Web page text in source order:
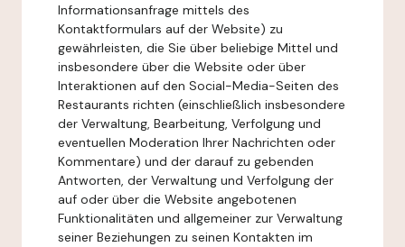
Informationsanfrage mittels des
Kontaktformulars auf der Website) zu
gewährleisten, die Sie über beliebige Mittel und
insbesondere über die Website oder über
Interaktionen auf den Social-Media-Seiten des
Restaurants richten (einschließlich insbesondere
der Verwaltung, Bearbeitung, Verfolgung und
eventuellen Moderation Ihrer Nachrichten oder
Kommentare) und der darauf zu gebenden
Antworten, der Verwaltung und Verfolgung der
auf oder über die Website angebotenen
Funktionalitäten und allgemeiner zur Verwaltung
seiner Beziehungen zu seinen Kontakten im